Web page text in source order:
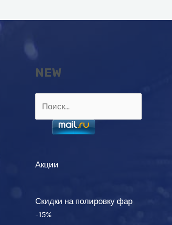
NEW
Акции
Скидки на полировку фар
-15%